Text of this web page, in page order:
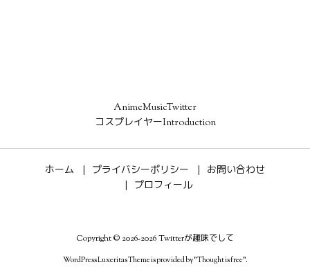
AnimeMusicTwitter
コスプレイヤーIntroduction
ホーム プライバシーポリシー
お問い合わせ
プロフィール
Copyright © 2026-2026Twitterが趣味でして
WordPress Luxeritas Theme is provided by "Thought is free".